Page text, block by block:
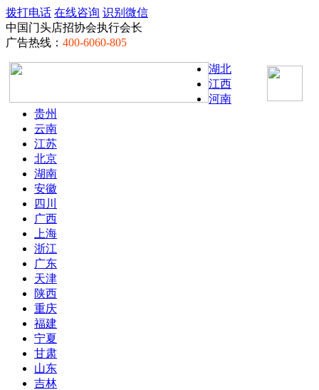
拨打电话 在线咨询 识别微信
中国门头店招协会执行会长
广告热线： 400-6060-805
湖北
江西
河南
贵州
云南
江苏
北京
湖南
安徽
四川
广西
上海
浙江
广东
天津
陕西
重庆
福建
宁夏
甘肃
山东
吉林